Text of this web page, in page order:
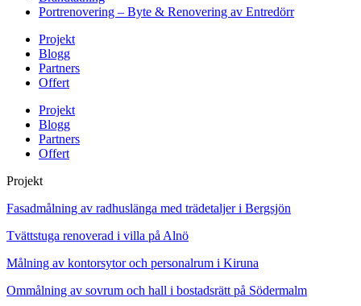
Portrenovering – Byte & Renovering av Entredörr
Projekt
Blogg
Partners
Offert
Projekt
Blogg
Partners
Offert
Projekt
Fasadmålning av radhuslänga med trädetaljer i Bergsjön
Tvättstuga renoverad i villa på Alnö
Målning av kontorsytor och personalrum i Kiruna
Ommålning av sovrum och hall i bostadsrätt på Södermalm